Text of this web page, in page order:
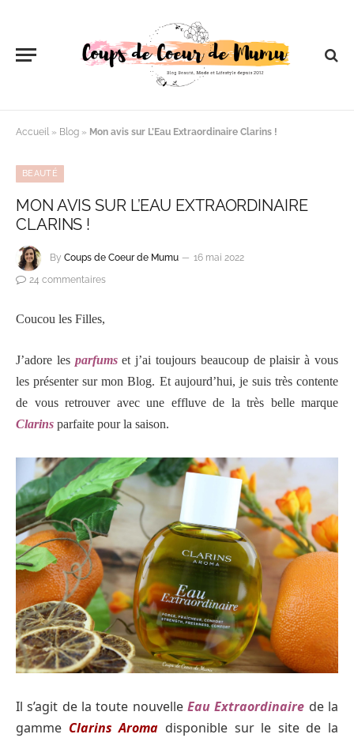
Accueil » Blog » Mon avis sur L’Eau Extraordinaire Clarins !
BEAUTÉ
MON AVIS SUR L’EAU EXTRAORDINAIRE
CLARINS !
By Coups de Coeur de Mumu
16 mai 2022
24 commentaires
Coucou les Filles,
J’adore les parfumset j’ai toujours beaucoup de plaisir à vous
les présenter sur mon Blog. Et aujourd’hui, je suis très contente
de vous retrouver avec une effluve de la très belle marque
Clarins parfaite pour la saison.
Il s’agit de la toute nouvelle Eau Extraordinaire de la
gamme Clarins Aroma disponible sur le site de la